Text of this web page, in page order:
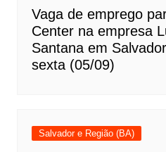
Vaga de emprego
Center na empresa
Santana em
sexta (05/09)
Salvador e Região (BA)